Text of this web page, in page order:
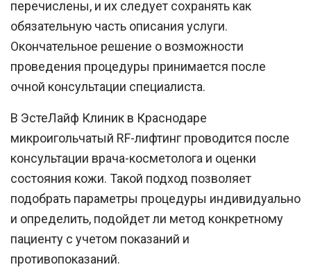
перечислены, и их следует сохранять как
обязательную часть описания услуги.
Окончательное решение о возможности
проведения процедуры принимается после
очной консультации специалиста.
В ЭстеЛайф Клиник в Краснодаре
микроигольчатый RF-лифтинг проводится после
консультации врача-косметолога и оценки
состояния кожи. Такой подход позволяет
подобрать параметры процедуры индивидуально
и определить, подойдет ли метод конкретному
пациенту с учетом показаний и
противопоказаний.